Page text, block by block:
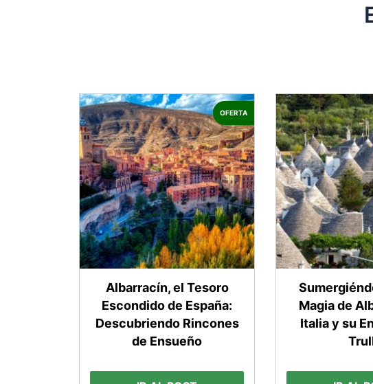
OFERTA
Albarracín, el Tesoro
Escondido de España:
Descubriendo Rincones
de Ensueño
Magia de
Italia y su